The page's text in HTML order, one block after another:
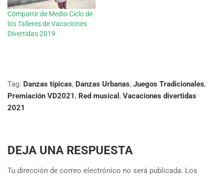
Compartir de Medio Ciclo de
los Talleres de Vacaciones
Divertidas 2019
Tag: Danzas típicas, Danzas Urbanas, Juegos Tradicionales,
Premiación VD2021 , Red musical , Vacaciones divertidas
2021
DEJA UNA RESPUESTA
Tu dirección de correo electrónico no será publicada. Los